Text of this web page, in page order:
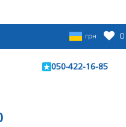
грн 0
050-422-16-85